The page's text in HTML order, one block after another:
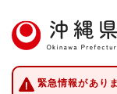
緊急情報があり